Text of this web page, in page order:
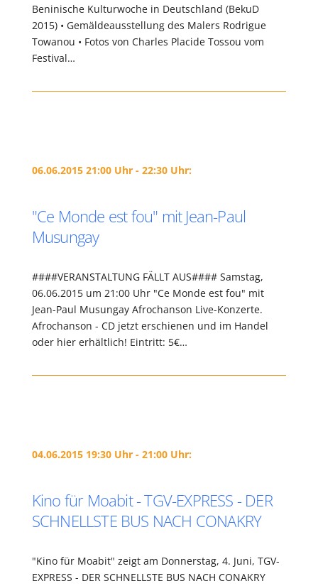
Beninische Kulturwoche in Deutschland (BekuD
2015) • Gemäldeausstellung des Malers Rodrigue
Towanou • Fotos von Charles Placide Tossou vom
Festival…
06.06.2015 21:00 Uhr - 22:30 Uhr:
"Ce Monde est fou" mit Jean-Paul
Musungay
####VERANSTALTUNG FÄLLT AUS#### Samstag,
06.06.2015 um 21:00 Uhr "Ce Monde est fou" mit
Jean-Paul Musungay Afrochanson Live-Konzerte.
Afrochanson - CD jetzt erschienen und im Handel
oder hier erhältlich! Eintritt: 5€…
04.06.2015 19:30 Uhr - 21:00 Uhr:
Kino für Moabit - TGV-EXPRESS - DER
SCHNELLSTE BUS NACH CONAKRY
"Kino für Moabit" zeigt am Donnerstag, 4. Juni, TGV-
EXPRESS - DER SCHNELLSTE BUS NACH CONAKRY